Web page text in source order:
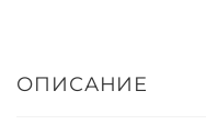
ОПИСАНИЕ